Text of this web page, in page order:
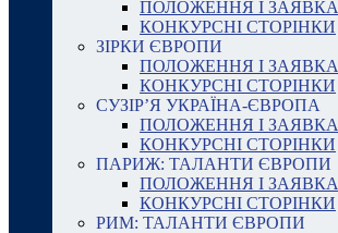
ПОЛОЖЕННЯ І ЗАЯВКА
КОНКУРСНІ СТОРІНКИ
ЗІРКИ ЄВРОПИ
ПОЛОЖЕННЯ І ЗАЯВКА
КОНКУРСНІ СТОРІНКИ
СУЗІР’Я УКРАЇНА-ЄВРОПА
ПОЛОЖЕННЯ І ЗАЯВКА
КОНКУРСНІ СТОРІНКИ
ПАРИЖ: ТАЛАНТИ ЄВРОПИ
ПОЛОЖЕННЯ І ЗАЯВКА
КОНКУРСНІ СТОРІНКИ
РИМ: ТАЛАНТИ ЄВРОПИ